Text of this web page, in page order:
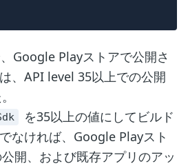
Google Playストアで公開さ
、API level 35以上での公開
を35以上の値にしてビルド
なければ、Google Playスト
開、および既存アプリのアッ